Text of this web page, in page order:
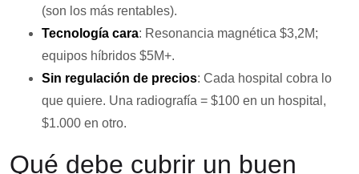
(son los más rentables).
Tecnología cara: Resonancia magnética $3,2M;
equipos híbridos $5M+.
Sin regulación de precios: Cada hospital cobra lo
que quiere. Una radiografía = $100 en un hospital,
$1.000 en otro.
Qué debe cubrir un buen